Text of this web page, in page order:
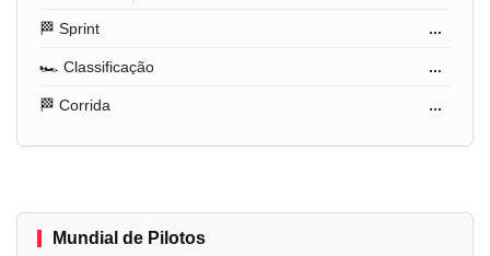
🏁 Sprint ...
🏎️ Classificação ...
🏁 Corrida ...
Mundial de Pilotos